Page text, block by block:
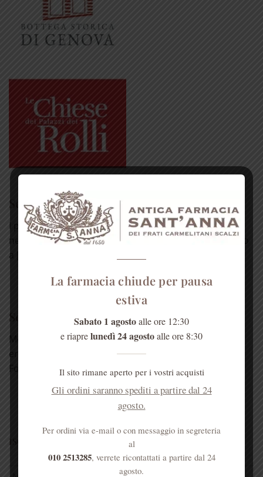
Sei un medico?
I prodotti erboristici svolgono un importante ruolo
nell'attenuare gli effetti collaterali dei farmaci. Aiutano
a [...]
LEGGI TUTTO
Sei un esercente?
Molti dei nostri prodotti sono vendibili in altre
erboristerie, farmacie e negozi di prodotti naturali.
Forniamo, [...]
LEGGI TUTTO
ISCRIVITI ALLA NEWSLETTER
La farmacia chiude per pausa
estiva
Sabato 1 agostoalle ore 12:30
e riaprelunedì 24 agostoalle ore 8:30
Il sito rimane aperto per i vostri acquisti
Gli ordini saranno spediti a partire dal 24
agosto.
Per ordini via e-mail o con messaggio in segreteria
al
010 2513285, verrete ricontattati a partire dal 24
agosto.